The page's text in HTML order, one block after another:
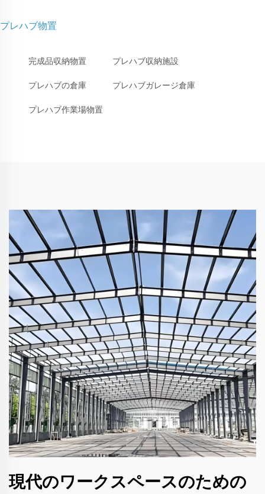
プレハブ物置
完成品収納物置 プレハブ収納施設
プレハブの倉庫 プレハブガレージ倉庫
プレハブ作業場物置
現代のワークスペースのための